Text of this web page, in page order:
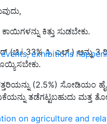
exhibitions
on agriculture and
ಕಿತ್ತು ಸುಡಬೇಕು.
33% ಸಿ. ಎಲ್.) ಅನ್ನು 3
(2.5%) ಸೋಡಿಯಂ
ತಡೆಗಟ್ಟಬಹುದು ಮತ್ತ